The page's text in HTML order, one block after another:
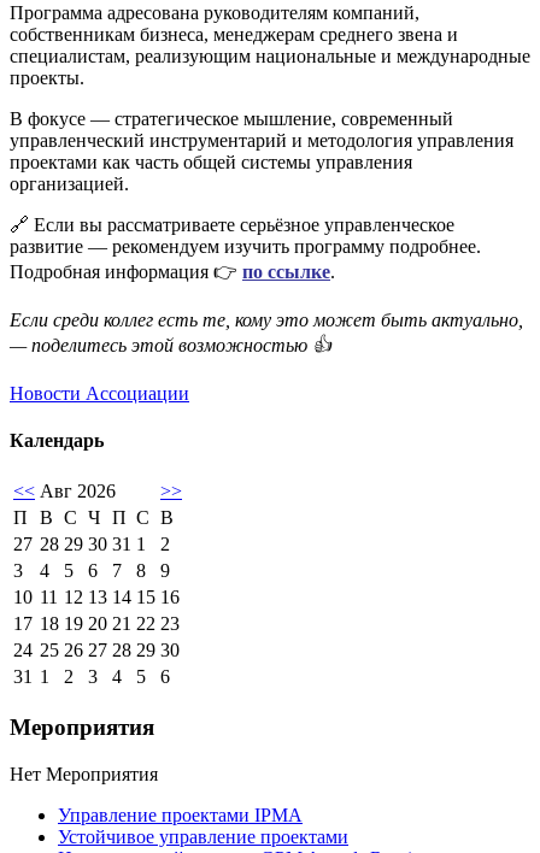
Программа адресована руководителям компаний,
собственникам бизнеса, менеджерам среднего звена и
специалистам, реализующим национальные и международные
проекты.
В фокусе — стратегическое мышление, современный
управленческий инструментарий и методология управления
проектами как часть общей системы управления
организацией.
🔗 Если вы рассматриваете серьёзное управленческое
развитие — рекомендуем изучить программу подробнее.
Подробная информация 👉 по ссылке.
Если среди коллег есть те, кому это может быть актуально,
— поделитесь этой возможностью 👍
Новости Ассоциации
Календарь
<< Авг 2026
>>
П
В С Ч П С В
27 28 29 30 31 1
2
3
4 5 6 7 8
9
10 11 12 13 14 15 16
17 18 19 20 21 22 23
24 25 26 27 28 29 30
31 1 2 3 4 5 6
Мероприятия
Нет Мероприятия
Управление проектами IPMA
Устойчивое управление проектами